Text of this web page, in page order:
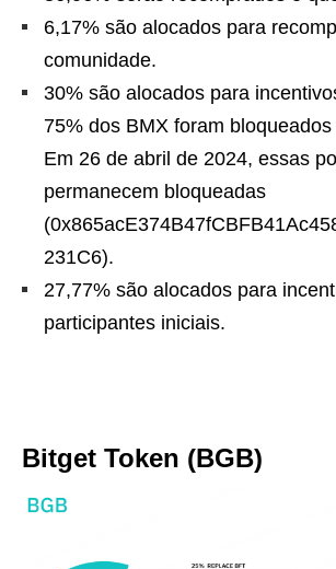
6,17% são alocados para
comunidade.
30% são alocados para
75% dos BMX foram
Em 26 de abril de 2024, essas
permanecem bloqueadas
231C6).
27,77% são alocados para
participantes iniciais.
Bitget Token (BGB)